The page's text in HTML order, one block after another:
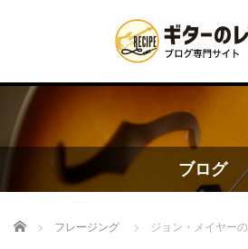
ブログ
Home フレージング ジョン・メイヤー